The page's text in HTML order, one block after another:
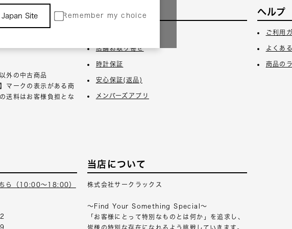
Site Remember my choice
外の中古商品
マークの表示がある商
送料はお客様負担とな
サービス
店舗お取り寄せ
時計保証
安心保証(返品)
メンバーズアプリ
ヘルプ
ご利用
よくあ
商品の
ら（10:00～18:00）
当店について
株式会社サークラックス
～Find Your Something Special～
「お客様にとって特別なものとは何か」を追求し、
皆様の特別な存在になれるよう挑戦していきます。